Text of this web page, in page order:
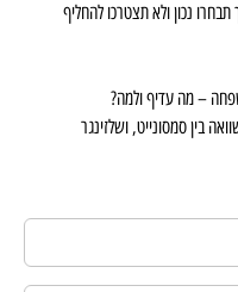
נכון ולא תצטרכו להחליף
– מה עדיף ולמה?
בין סמסונייט, ושלזינגר